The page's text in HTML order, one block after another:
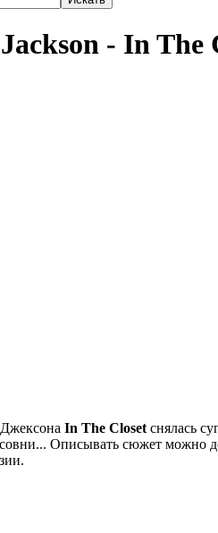
- In The
In The Closet снялась
Описывать сюжет можно